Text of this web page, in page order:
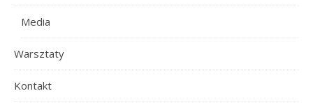
Media
Warsztaty
Kontakt